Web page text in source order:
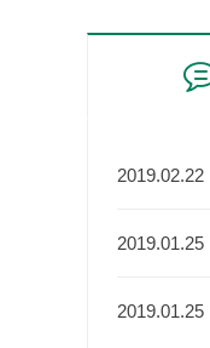
2019.02.22
2019.01.25
2019.01.25